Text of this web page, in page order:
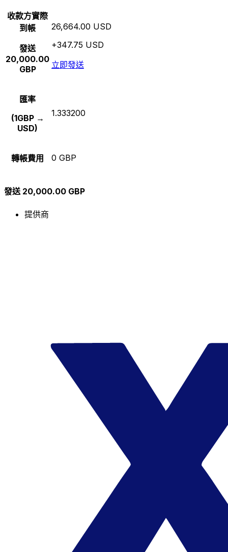
收款方實際
到帳
發送
20,000.00
GBP
26,664.00 USD
+347.75 USD
立即發送
匯率
(1GBP →
USD)
1.333200
轉帳費用 0 GBP
發送 20,000.00 GBP
提供商